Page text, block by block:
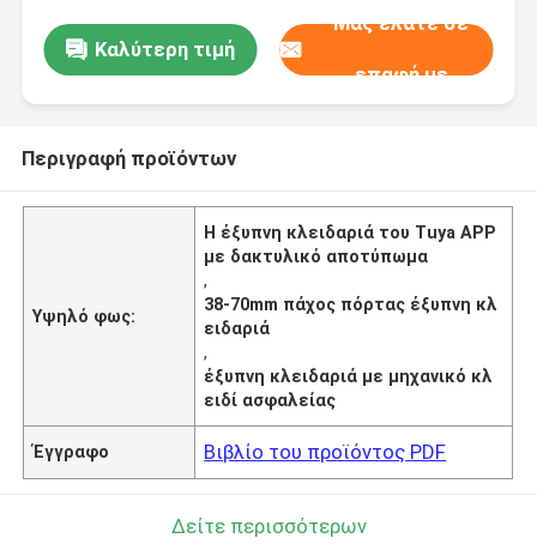
το σπίτι γραφείο
Καλύτερη τιμή
Μας ελάτε σε
επαφή με
Περιγραφή προϊόντων
Υψηλό φως:
Η έξυπνη κλειδαριά του Tuya APP
με δακτυλικό αποτύπωμα
,
38-70mm πάχος πόρτας έξυπνη κλ
ειδαριά
,
έξυπνη κλειδαριά με μηχανικό κλ
ειδί ασφαλείας
Έγγραφο Βιβλίο του προϊόντος PDF
Δείτε περισσότερων